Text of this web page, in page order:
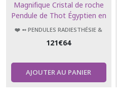
Magnifique Cristal de roche
Pendule de Thot Égyptien en
bois de rose
❤️ ➻ PENDULES RADIESTHÉSIE &
121€64
AJOUTER AU PANIER